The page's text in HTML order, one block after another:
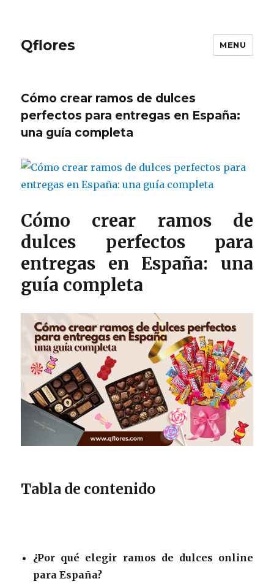
Qflores MENU
Cómo crear ramos de dulces
perfectos para entregas en España:
una guía completa
Cómo crear ramos de
dulces perfectos para
entregas en España: una
guía completa
Tabla de contenido
¿Por qué elegir ramos de dulces online
para España?